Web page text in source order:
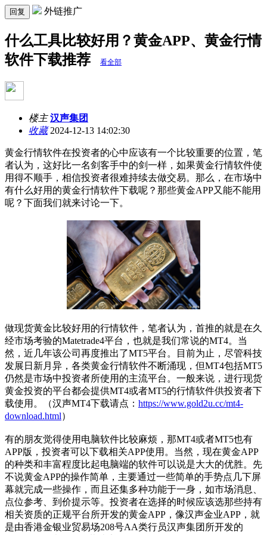
回复 外链推广
什么工具比较好用？黄金APP、黄金行情
软件下载推荐
看全部
楼主 汉声集团
收藏2024-12-13 14:02:30
黄金行情软件在投资者的心中应该有一个比较重要的位置，笔
者认为，这好比一名剑客手中的剑一样，如果黄金行情软件使
用得不顺手，相信投资者很难持续去做交易。那么，在市场中
有什么好用的黄金行情软件下载呢？那些黄金APP又能不能用
呢？下面我们就来讨论一下。
做现货黄金比较好用的行情软件，笔者认为，首推的就是在久
经市场考验的Matetrade4平台，也就是我们常说的MT4。当
然，近几年该公司再度推出了MT5平台。目前为止，尽管科技
发展日新月异，各类黄金行情软件不断涌现，但MT4包括MT5
仍然是市场中投资者所使用的主流平台。一般来说，进行现货
黄金投资的平台都会提供MT4或者MT5的行情软件供投资者下
载使用。（汉声MT4下载请点： https://www.gold2u.cc/mt4-
download.html）
有的朋友觉得使用电脑软件比较麻烦，那MT4或者MT5也有
APP版，投资者可以下载相关APP使用。当然，现在黄金APP
的种类和丰富程度比起电脑端的软件可以说是大大的优胜。先
不说黄金APP的操作简单，主要通过一些简单的手势点几下屏
幕就完成一些操作，而且还集多种功能于一身，如市场消息、
点位参考、到价提示等。投资者在选择的时候应该选那些持有
相关资质的正规平台所开发的黄金APP，像汉声金业APP，就
是由香港金银业贸易场208号AA类行员汉声集团所开发的